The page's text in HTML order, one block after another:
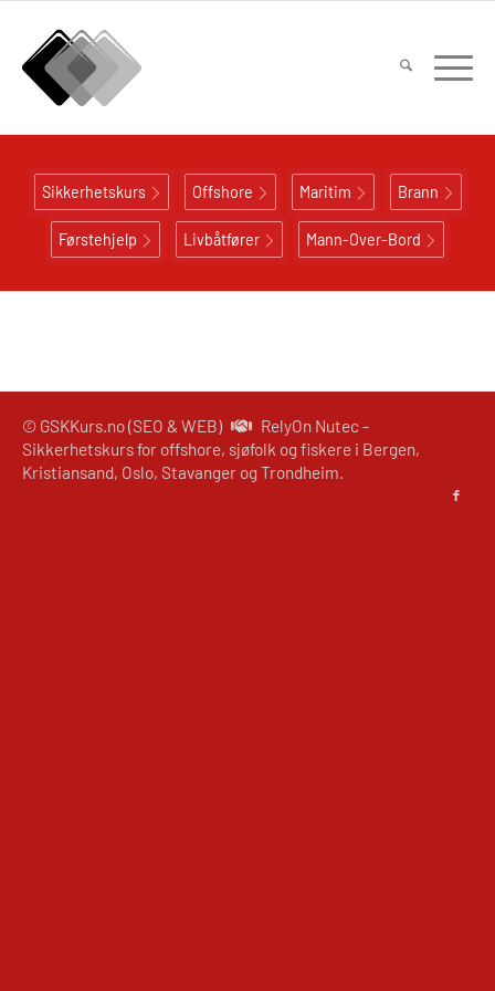
Sikkerhetskurs Offshore Maritim Brann
Førstehjelp Livbåtfører Mann-Over-Bord
© GSKKurs.no (SEO & WEB)
RelyOn Nutec -
Sikkerhetskurs for offshore, sjøfolk og fiskere i Bergen,
Kristiansand, Oslo, Stavanger og Trondheim.